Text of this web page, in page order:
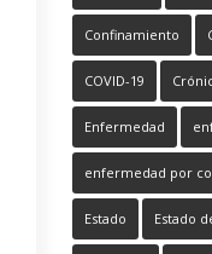
Confinamiento
COVID-19
Enfermedad
enfermedad por
Estado Estado